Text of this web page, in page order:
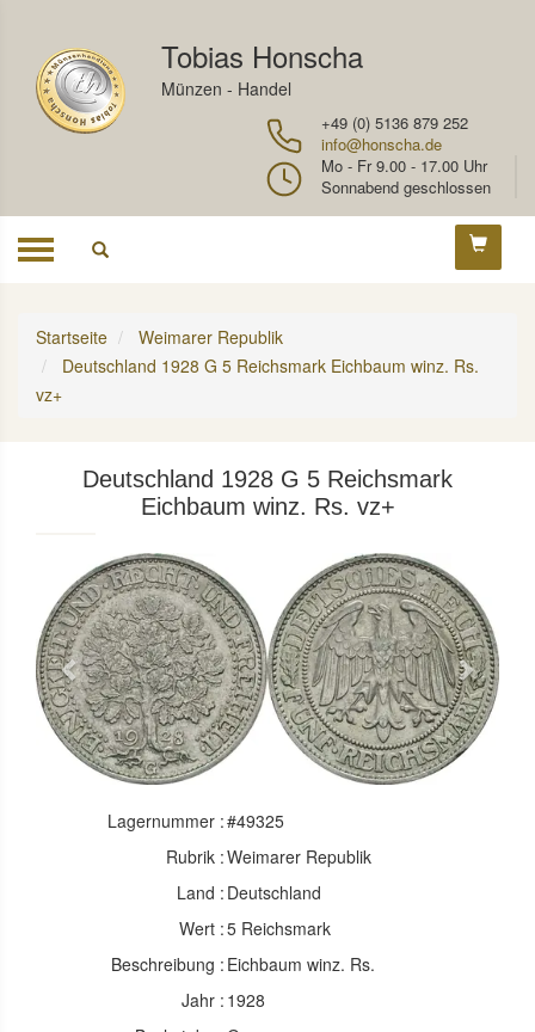
Tobias Honscha
Münzen - Handel
+49 (0) 5136 879 252
info@honscha.de
Mo - Fr 9.00 - 17.00 Uhr
Sonnabend geschlossen
Toggle
Startseite
Weimarer Republik
Deutschland 1928 G 5 Reichsmark Eichbaum winz. Rs.
vz+
Deutschland 1928 G 5 Reichsmark
Eichbaum winz. Rs. vz+
Previous Next
Lagernummer :#49325
Rubrik :Weimarer Republik
Land : Deutschland
Wert :5 Reichsmark
Beschreibung : Eichbaum winz. Rs.
Jahr : 1928